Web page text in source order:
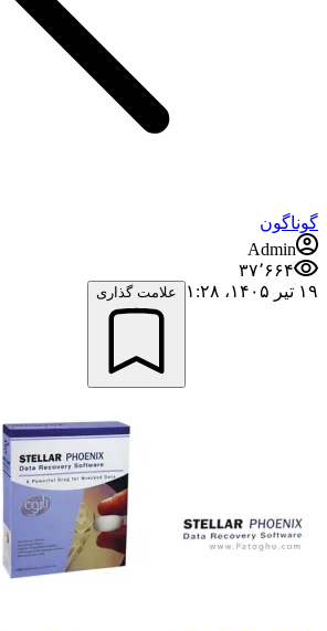
گوناگون
Admin
۳۷٬۶۶۴
۱۹ تیر ۱۴۰۵،‏ ۱:۲۸
علامت گذاری